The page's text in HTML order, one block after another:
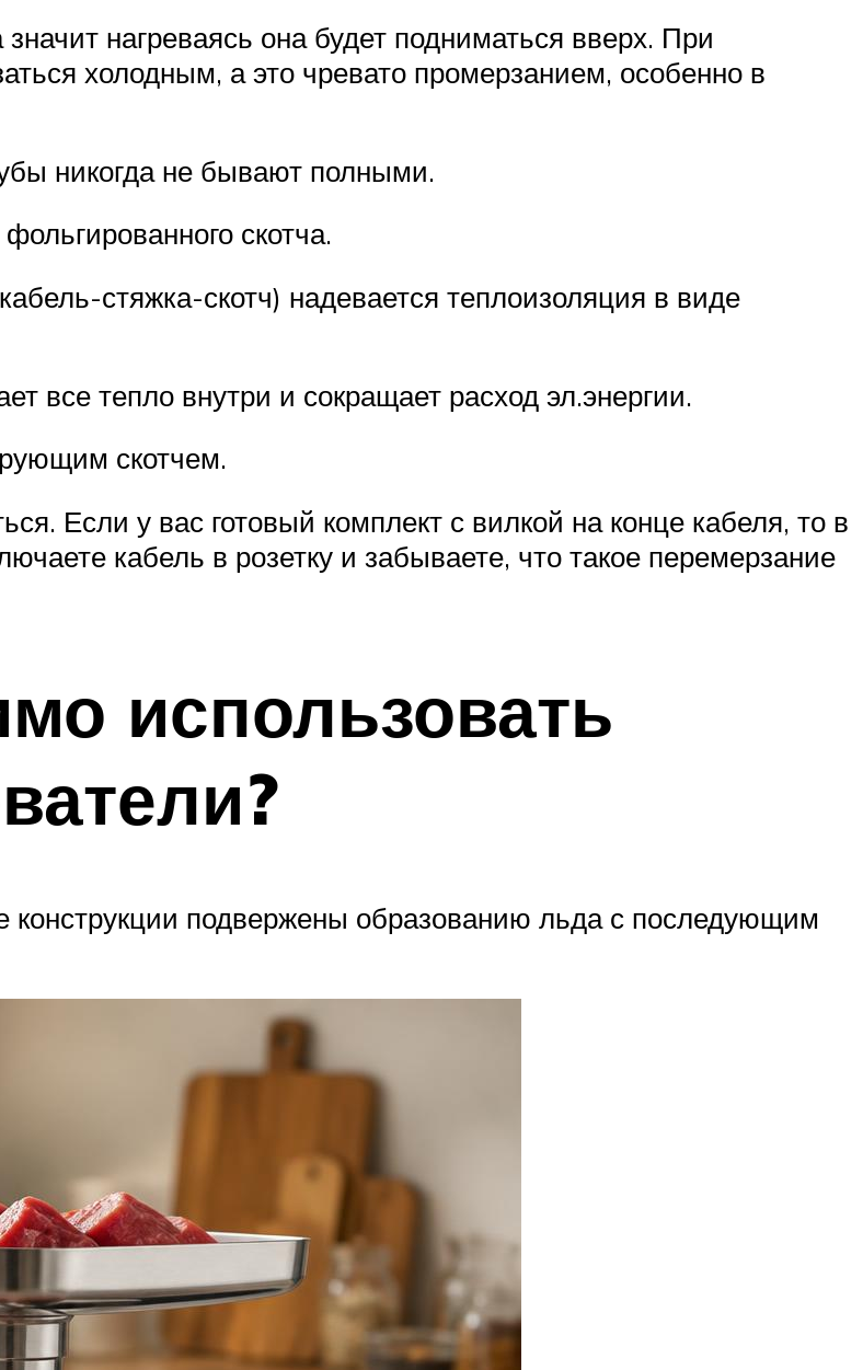
нагреваясь она будет подниматься вверх. При
холодным, а это чревато промерзанием, особенно в
никогда не бывают полными.
скотча.
стяжка-скотч) надевается теплоизоляция в виде
все тепло внутри и сокращает расход эл.энергии.
скотчем.
Если у вас готовый комплект с вилкой на конце кабеля, то в
кабель в розетку и забываете, что такое перемерзание
использовать
подвержены образованию льда с последующим